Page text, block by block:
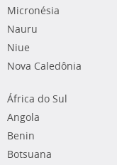
Micronésia
Nauru
Niue
Nova Caledônia
África do Sul
Angola
Benin
Botsuana